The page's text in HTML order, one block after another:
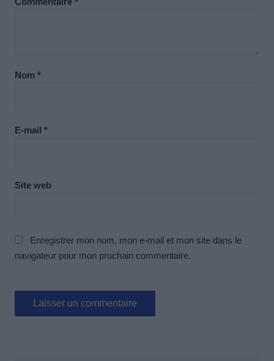
Nom *
E-mail *
Site web
Enregistrer mon nom, mon e-mail et mon site dans le
navigateur pour mon prochain commentaire.